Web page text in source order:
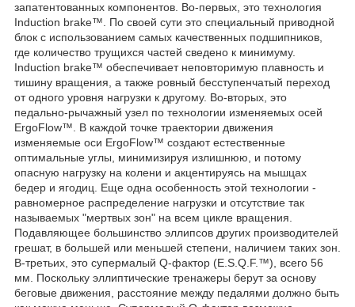
запатентованных компонентов. Во-первых, это технология
Induction brake™. По своей сути это специальный приводной
блок с использованием самых качественных подшипников,
где количество трущихся частей сведено к минимуму.
Induction brake™ обеспечивает неповторимую плавность и
тишину вращения, а также ровный бесступенчатый переход
от одного уровня нагрузки к другому. Во-вторых, это
педально-рычажный узел по технологии изменяемых осей
ErgoFlow™. В каждой точке траектории движения
изменяемые оси ErgoFlow™ создают естественные
оптимальные углы, минимизируя излишнюю, и потому
опасную нагрузку на колени и акцентируясь на мышцах
бедер и ягодиц. Еще одна особенность этой технологии -
равномерное распределение нагрузки и отсутствие так
называемых "мертвых зон" на всем цикле вращения.
Подавляющее большинство эллипсов других производителей
грешат, в большей или меньшей степени, наличием таких зон.
В-третьих, это супермалый Q-фактор (E.S.Q.F.™), всего 56
мм. Поскольку эллиптические тренажеры берут за основу
беговые движения, расстояние между педалями должно быть